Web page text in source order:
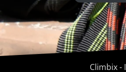
Climbix